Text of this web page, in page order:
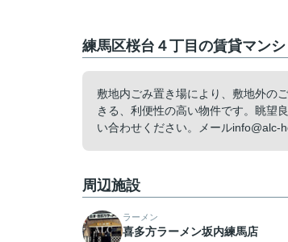
練馬区桜台４丁目の賃貸マン
敷地内ごみ置き場により、敷地外の
きる、利便性の高い物件です。眺望
い合わせください。メールinfo@alc-
周辺施設
ラーメン
喜多方ラーメン坂内練馬店